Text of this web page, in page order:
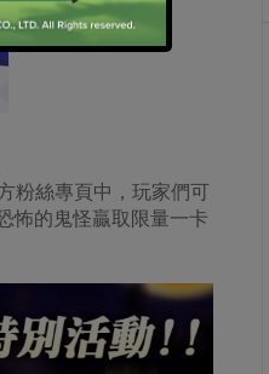
粉絲專頁中，玩家們可
怖的鬼怪贏取限量一卡